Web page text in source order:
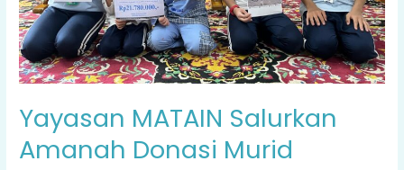
Yayasan MATAIN Salurkan
Amanah Donasi Murid
untuk
Sumatera